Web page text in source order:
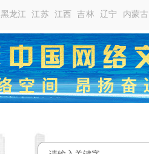
黑龙江 江苏 江西 吉林 辽宁 内蒙古